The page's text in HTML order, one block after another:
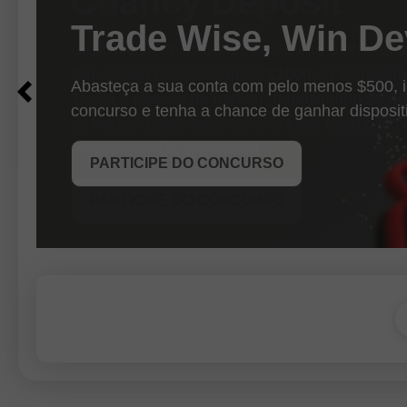
Trade Wise, Win
Abasteça a sua conta com pelo menos $500,
concurso e tenha a chance de ganhar
PARTICIPE DO CONCURSO
RECEBA O BÔNUS